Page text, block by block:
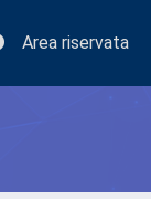
Area riservata